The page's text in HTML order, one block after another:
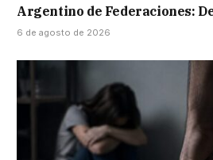
Argentino de Federaciones:
6 de agosto de 2026